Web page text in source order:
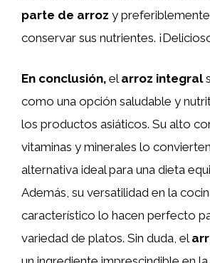
parte de arroz y
conservar sus nutrientes.
En conclusión, el arroz integral
como una opción saludable y
los productos asiáticos. Su alto
vitaminas y minerales lo
alternativa ideal para una dieta
Además, su versatilidad en la
característico lo hacen perfecto
variedad de platos. Sin duda, el